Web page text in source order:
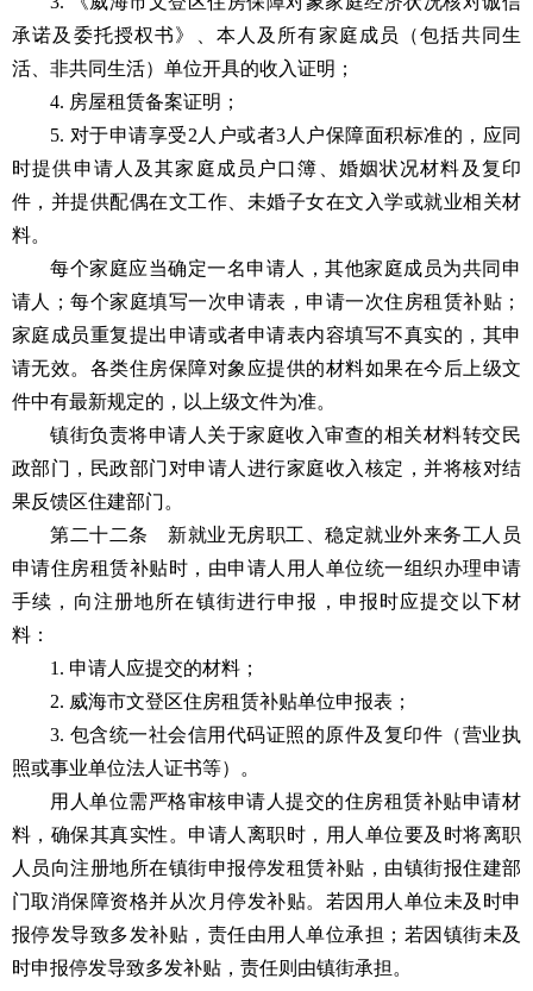
承诺及委托授权书》、本人及所有家庭成员（包括共同生
活、非共同生活）单位开具的收入证明；
4. 房屋租赁备案证明；
5. 对于申请享受2人户或者3人户保障面积标准的，应同
时提供申请人及其家庭成员户口簿、婚姻状况材料及复印
件，并提供配偶在文工作、未婚子女在文入学或就业相关材
料。
每个家庭应当确定一名申请人，其他家庭成员为共同申
请人；每个家庭填写一次申请表，申请一次住房租赁补贴；
家庭成员重复提出申请或者申请表内容填写不真实的，其申
请无效。各类住房保障对象应提供的材料如果在今后上级文
件中有最新规定的，以上级文件为准。
镇街负责将申请人关于家庭收入审查的相关材料转交民
政部门，民政部门对申请人进行家庭收入核定，并将核对结
果反馈区住建部门。
第二十二条 新就业无房职工、稳定就业外来务工人员
申请住房租赁补贴时，由申请人用人单位统一组织办理申请
手续，向注册地所在镇街进行申报，申报时应提交以下材
料：
1. 申请人应提交的材料；
2. 威海市文登区住房租赁补贴单位申报表；
3. 包含统一社会信用代码证照的原件及复印件（营业执
照或事业单位法人证书等）。
用人单位需严格审核申请人提交的住房租赁补贴申请材
料，确保其真实性。申请人离职时，用人单位要及时将离职
人员向注册地所在镇街申报停发租赁补贴，由镇街报住建部
门取消保障资格并从次月停发补贴。若因用人单位未及时申
报停发导致多发补贴，责任由用人单位承担；若因镇街未及
时申报停发导致多发补贴，责任则由镇街承担。